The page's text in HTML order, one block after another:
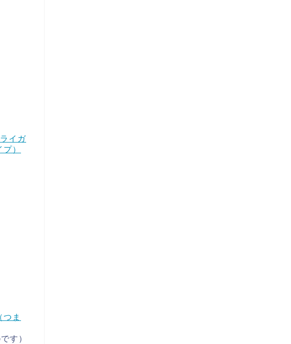
イガ
）
ま
す）